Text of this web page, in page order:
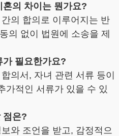
의 차이는 뭔가요?
의 합의로 이루어지는 반
의 없이 법원에 소송을 제
필요한가요?
의서, 자녀 관련 서류 등이
가적인 서류가 있을 수 있
점은?
와 조언을 받고, 감정적으